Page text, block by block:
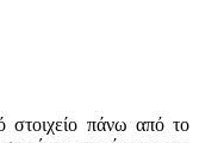
στοιχείο πάνω από το